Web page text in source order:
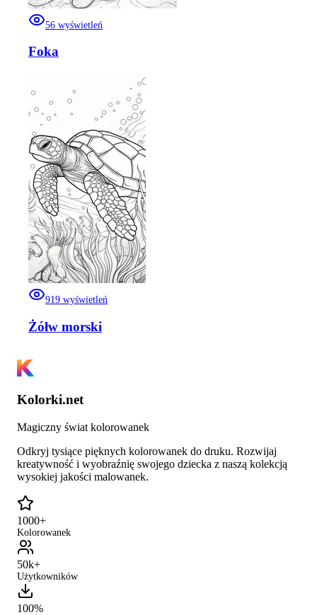
56 wyświetleń
Foka
919 wyświetleń
Żółw morski
Kolorki.net
Magiczny świat kolorowanek
Odkryj tysiące pięknych kolorowanek do druku. Rozwijaj
kreatywność i wyobraźnię swojego dziecka z naszą kolekcją
wysokiej jakości malowanek.
1000+
Kolorowanek
50k+
Użytkowników
100%